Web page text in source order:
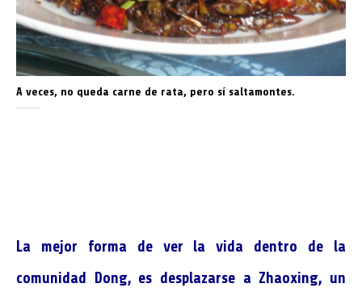
A veces, no queda carne de rata, pero sí saltamontes.
La mejor forma de ver la vida dentro de la
comunidad Dong, es desplazarse a Zhaoxing, un